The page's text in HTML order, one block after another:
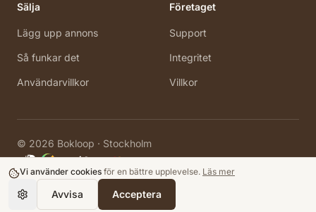
Sälja
Lägg upp annons
Så funkar det
Användarvillkor
Företaget
Support
Integritet
Villkor
© 2026 Bokloop · Stockholm
Vi använder cookies för en bättre upplevelse. Läs mer
Avvisa Acceptera